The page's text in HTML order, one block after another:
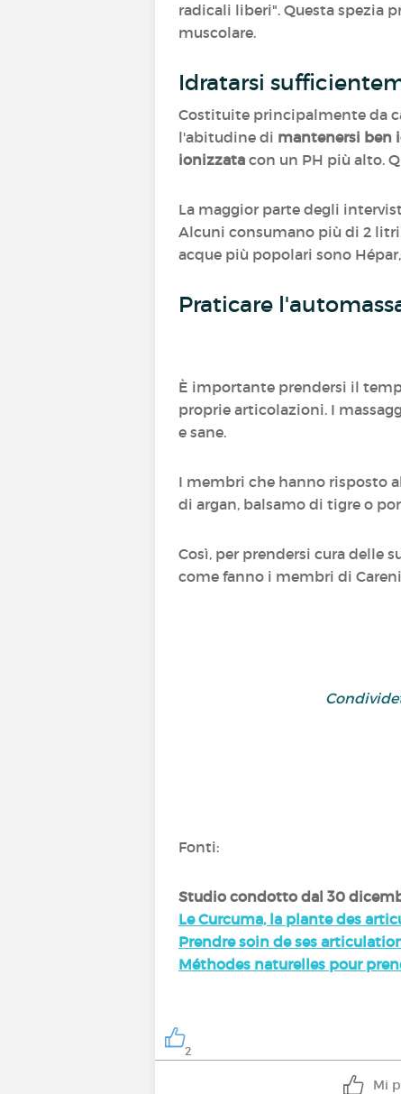
radicali liberi". Questa spezia
muscolare.
Idratarsi
Costituite principalmente da
l'abitudine di mantenersi ben
ionizzata con un PH più alto.
La maggior parte degli
Alcuni consumano più di 2
acque più popolari sono
Praticare
È importante prendersi il
proprie articolazioni. I
e sane.
I membri che hanno risposto
di argan, balsamo di tigre o
Così, per prendersi cura delle
come fanno i membri di
Fonti:
Studio condotto dal 30
Le Curcuma, la plante des
Prendre soin de ses
Méthodes naturelles pour
2
Mi